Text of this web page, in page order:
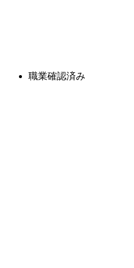
職業確認済み